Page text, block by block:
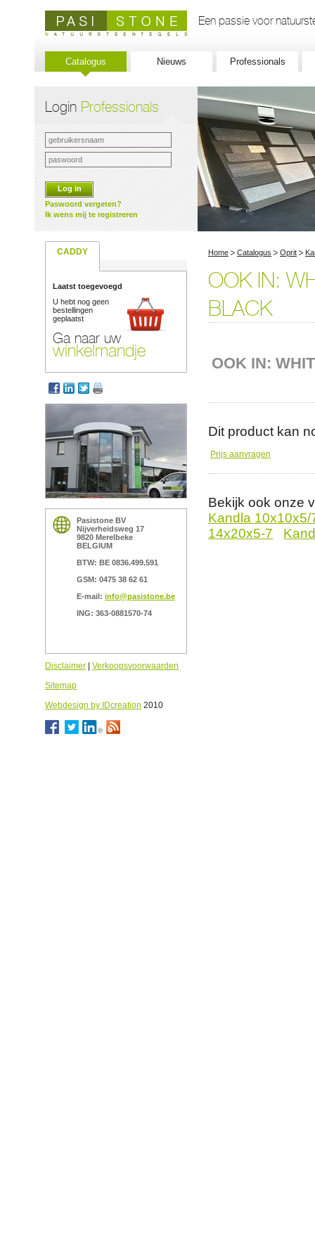
Een passie voor
Catalogus Nieuws Professionals
Login Professionals
Log in
Paswoord vergeten?
Ik wens mij te registreren
CADDY Home Catalogus Oprit
Laatst toegevoegd
U hebt nog geen
bestellingen
geplaatst
Ga naar uw
winkelmandje
Pasistone BV
Nijverheidsweg 17
9820 Merelbeke
BELGIUM
BTW: BE 0836.499.591
GSM: 0475 38 62 61
E-mail: info@pasistone.be
ING: 363-0881570-74
Disclaimer
Verkoopsvoorwaarden
Sitemap
Webdesign by IDcreation 2010
OOK IN:
BLACK
OOK IN:
Dit product kan
Prijs aanvragen
Bekijk ook onze
Kandla 10x10x5/
14x20x5-7